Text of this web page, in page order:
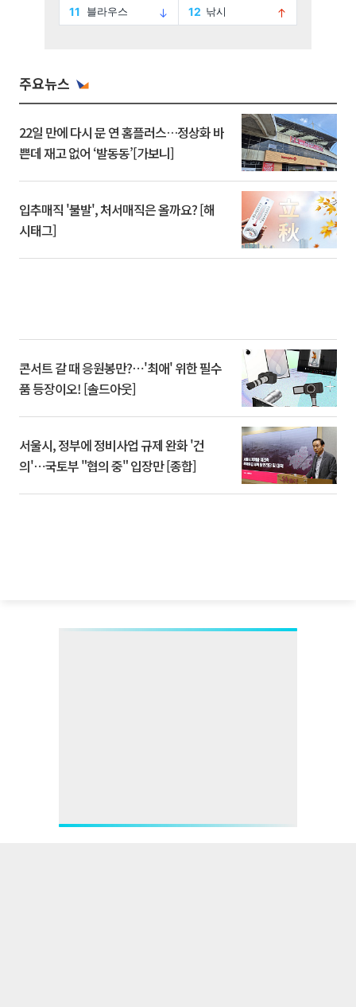
주요뉴스
22일 만에 다시 문 연 홈플러스…정상화 바
쁜데 재고 없어 ‘발동동’[가보니]
입추매직 '불발', 처서매직은 올까요? [해
시태그]
콘서트 갈 때 응원봉만?⋯'최애' 위한 필수
품 등장이오! [솔드아웃]
서울시, 정부에 정비사업 규제 완화 '건
의'⋯국토부 "협의 중" 입장만 [종합]